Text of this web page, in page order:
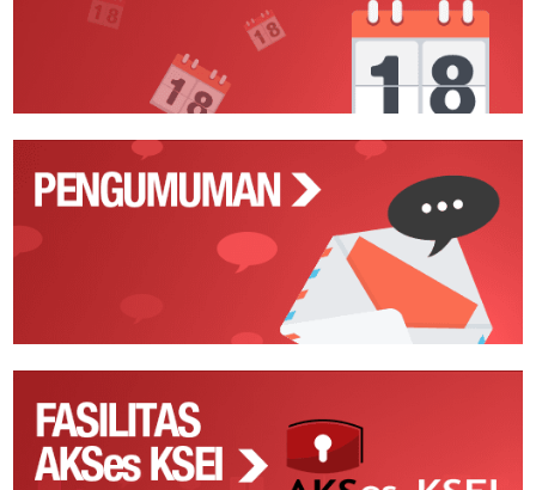
AKSes
KSEI